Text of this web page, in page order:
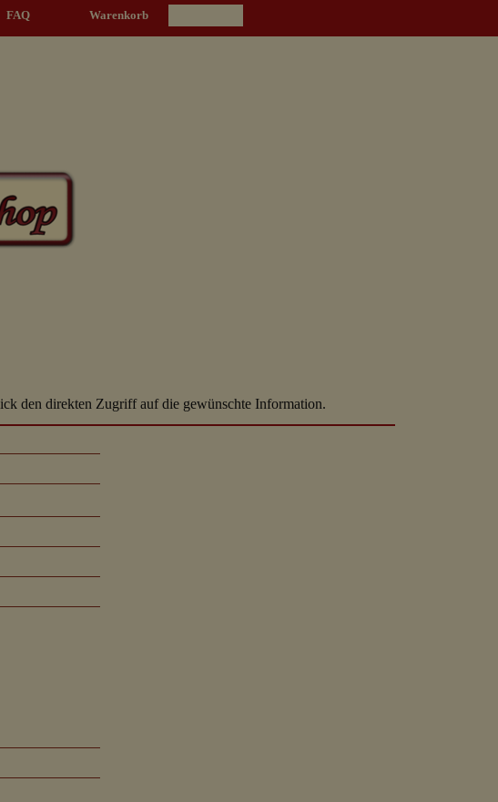
FAQ Warenkorb
den direkten Zugriff auf die gewünschte Information.